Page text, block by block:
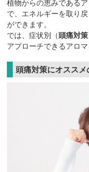
植物からの恵みである
で、エネルギーを取り
ができます。
では、症状別（頭痛対
アプローチできるアロマ
頭痛対策にオススメ